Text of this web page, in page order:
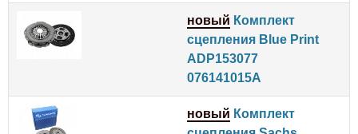
новый Комплект
сцепления Blue Print
ADP153077
076141015A
новый Комплект